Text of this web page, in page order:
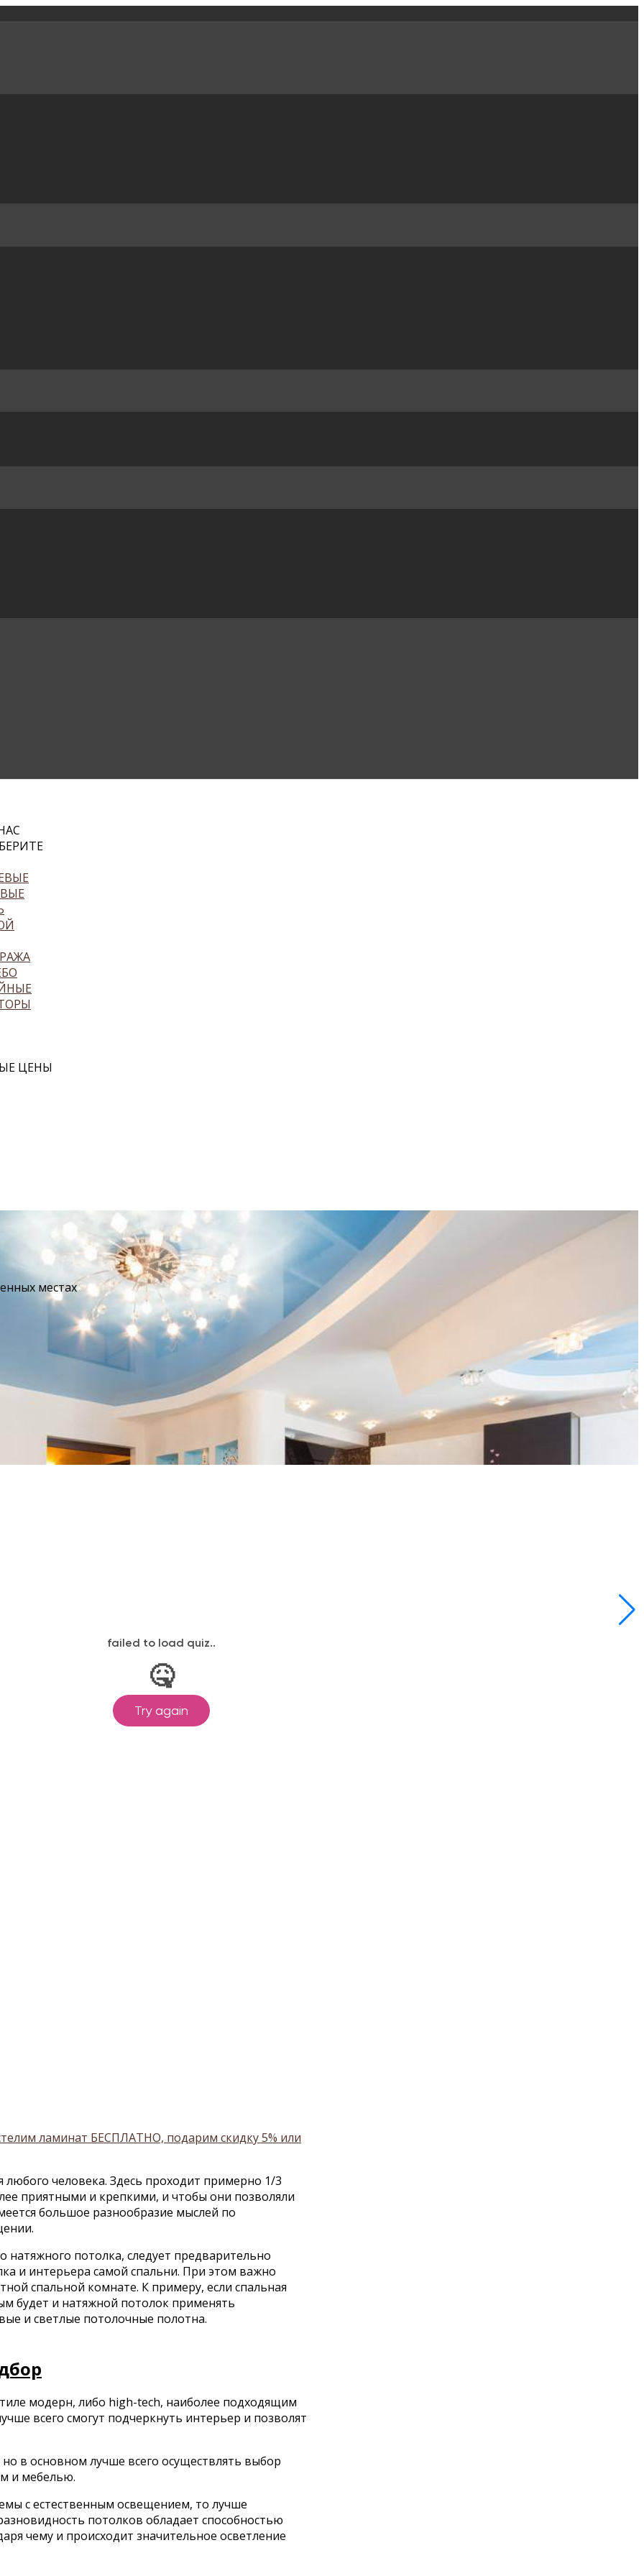
ЦЕНЫ
местах
ламинат БЕСПЛАТНО, подарим скидку 5% или
любого человека. Здесь проходит примерно 1/3
приятными и крепкими, и чтобы они позволяли
большое разнообразие мыслей по
натяжного потолка, следует предварительно
и интерьера самой спальни. При этом важно
спальной комнате. К примеру, если спальная
будет и натяжной потолок применять
и светлые потолочные полотна.
модерн, либо high-tech, наиболее подходящим
всего смогут подчеркнуть интерьер и позволят
в основном лучше всего осуществлять выбор
и мебелью.
с естественным освещением, то лучше
потолков обладает способностью
чему и происходит значительное осветление